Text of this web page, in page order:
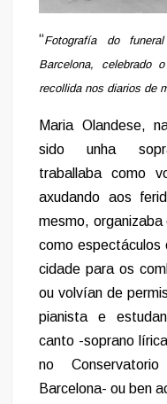
“Fotografía do
Barcelona,
recollida nos diarios de
Maria Olandese,
sido unha
traballaba como
axudando aos
mesmo,
como espectáculos
cidade para os
ou volvían de
pianista e
canto -soprano
no
Barcelona- ou ben